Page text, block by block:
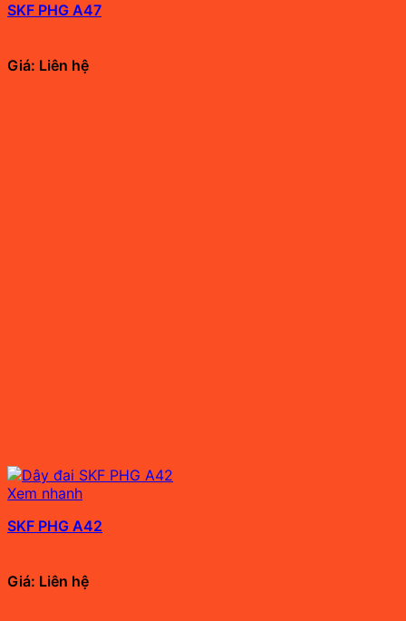
SKF PHG A47
Giá: Liên hệ
Xem nhanh
SKF PHG A42
Giá: Liên hệ